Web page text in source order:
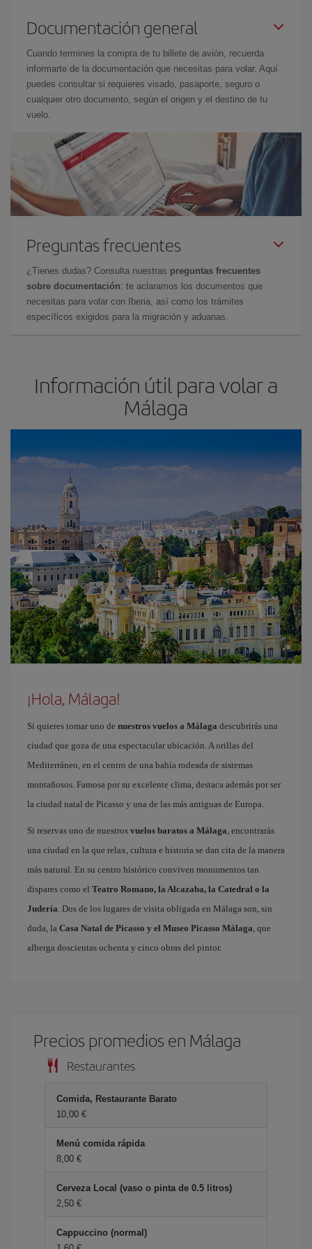
Documentación general
Cuando termines la compra de tu billete de avión, recuerda
informarte de la documentación que necesitas para volar. Aquí
puedes consultar si requieres visado, pasaporte, seguro o
cualquier otro documento, según el origen y el destino de tu
vuelo.
Preguntas frecuentes
¿Tienes dudas? Consulta nuestras preguntas frecuentes
sobre documentación: te aclaramos los documentos que
necesitas para volar con Iberia, así como los trámites
específicos exigidos para la migración y aduanas.
Información útil para volar a
Málaga
¡Hola, Málaga!
Si quieres tomar uno de nuestros vuelos a Málaga descubrirás una
ciudad que goza de una espectacular ubicación. A orillas del
Mediterráneo, en el centro de una bahía rodeada de sistemas
montañosos. Famosa por su excelente clima, destaca además por ser
la ciudad natal de Picasso y una de las más antiguas de Europa.
Si reservas uno de nuestros vuelos baratos a Málaga, encontrarás
una ciudad en la que relax, cultura e historia se dan cita de la manera
más natural. En su centro histórico conviven monumentos tan
dispares como el Teatro Romano, la Alcazaba, la Catedral o la
Judería. Dos de los lugares de visita obligada en Málaga son, sin
duda, la Casa Natal de Picasso y el Museo Picasso Málaga, que
alberga doscientas ochenta y cinco obras del pintor.
Precios promedios en Málaga
Restaurantes
Comida, Restaurante Barato
10,00 €
Menú comida rápida
8,00 €
Cerveza Local (vaso o pinta de 0.5 litros)
2,50 €
Cappuccino (normal)